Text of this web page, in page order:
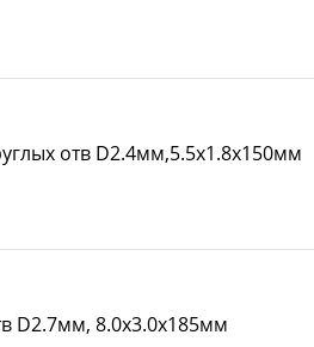
отв D2.4мм,5.5х1.8х150мм
D2.7мм, 8.0х3.0х185мм